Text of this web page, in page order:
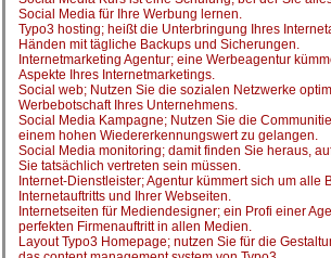
Social Media für Ihre Werbung lernen.
Typo3 hosting; heißt die Unterbringung Ihres
Händen mit tägliche Backups und Sicherungen.
Internetmarketing Agentur; eine Werbeagentur
Aspekte Ihres Internetmarketings.
Social web; Nutzen Sie die sozialen Netzwerke
Werbebotschaft Ihres Unternehmens.
Social Media Kampagne; Nutzen Sie die
einem hohen Wiedererkennungswert zu gelangen.
Social Media monitoring; damit finden Sie heraus,
Sie tatsächlich vertreten sein müssen.
Internet-Dienstleister; Agentur kümmert sich um alle
Internetauftritts und Ihrer Webseiten.
Internetseiten für Mediendesigner; ein Profi einer
perfekten Firmenauftritt in allen Medien.
Layout Typo3 Homepage; nutzen Sie für die